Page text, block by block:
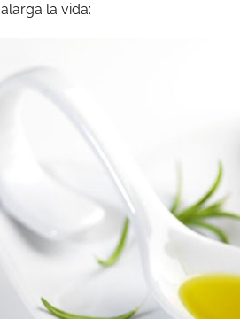
alarga la vida: